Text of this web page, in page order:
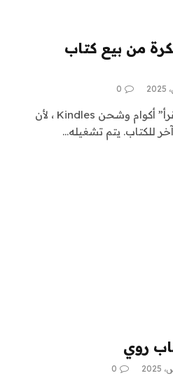
من بيع كتاب
0
غبار قبالة الخاص بك “أن تقرأ” أكوام وشحن Kindles ، لأن
0